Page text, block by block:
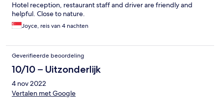
Hotel reception, restaurant staff and driver are friendly and
helpful. Close to nature.
Joyce, reis van 4 nachten
Geverifieerde beoordeling
10/10 – Uitzonderlijk
4 nov 2022
Vertalen met Google